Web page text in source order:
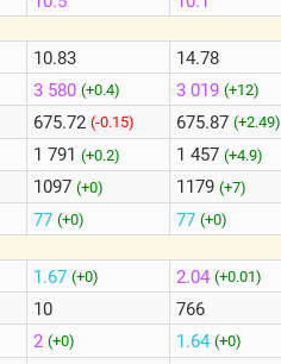
10.83
3 580 (+0.4)
675.72 (-0.15)
1 791 (+0.2)
1097 (+0)
77 (+0)
1.67 (+0)
10
2 (+0)
14.78
3 019 (+12)
675.87 (+2.49)
1 457 (+4.9)
1179 (+7)
77 (+0)
2.04 (+0.01)
766
1.64 (+0)